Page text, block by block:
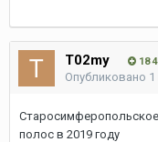
T02my 18
Опубликовано 1
полос в 2019 году